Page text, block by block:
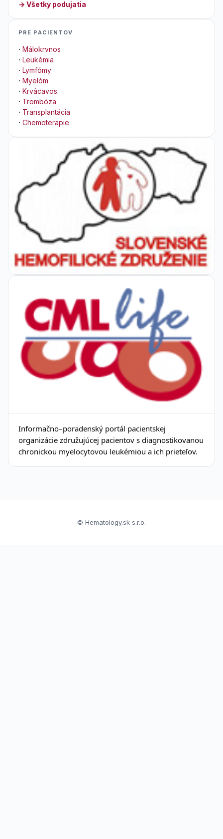
→ Všetky podujatia
PRE PACIENTOV
· Málokrvnos
· Leukémia
· Lymfómy
· Myelóm
· Krvácavos
· Trombóza
· Transplantácia
· Chemoterapie
Informačno–poradenský portál pacientskej
organizácie združujúcej pacientov s diagnostikovanou
chronickou myelocytovou leukémiou a ich prieteľov.
© Hematology.sk s.r.o.